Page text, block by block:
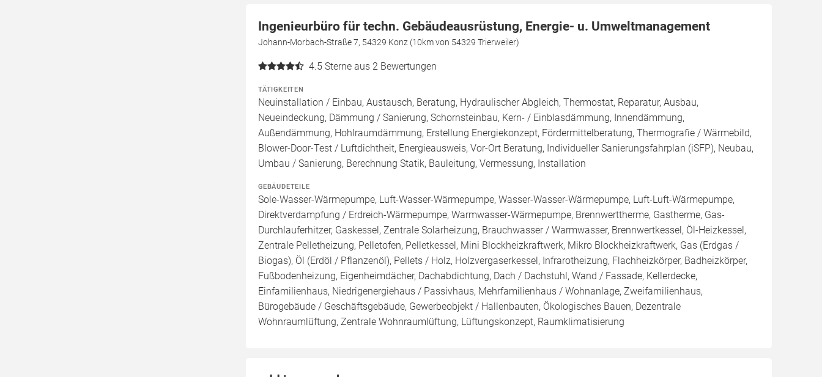
Ingenieurbüro für techn. Gebäudeausrüstung, Energie- u. Umweltmanagement
Johann-Morbach-Straße 7, 54329 Konz (10km von 54329 Trierweiler)
4.5 Sterne aus 2 Bewertungen
TÄTIGKEITEN
Neuinstallation / Einbau, Austausch, Beratung, Hydraulischer Abgleich, Thermostat, Reparatur, Ausbau,
Neueindeckung, Dämmung / Sanierung, Schornsteinbau, Kern- / Einblasdämmung, Innendämmung,
Außendämmung, Hohlraumdämmung, Erstellung Energiekonzept, Fördermittelberatung, Thermografie / Wärmebild,
Blower-Door-Test / Luftdichtheit, Energieausweis, Vor-Ort Beratung, Individueller Sanierungsfahrplan (iSFP), Neubau,
Umbau / Sanierung, Berechnung Statik, Bauleitung, Vermessung, Installation
GEBÄUDETEILE
Sole-Wasser-Wärmepumpe, Luft-Wasser-Wärmepumpe, Wasser-Wasser-Wärmepumpe, Luft-Luft-Wärmepumpe,
Direktverdampfung / Erdreich-Wärmepumpe, Warmwasser-Wärmepumpe, Brennwerttherme, Gastherme, Gas-
Durchlauferhitzer, Gaskessel, Zentrale Solarheizung, Brauchwasser / Warmwasser, Brennwertkessel, Öl-Heizkessel,
Zentrale Pelletheizung, Pelletofen, Pelletkessel, Mini Blockheizkraftwerk, Mikro Blockheizkraftwerk, Gas (Erdgas /
Biogas), Öl (Erdöl / Pflanzenöl), Pellets / Holz, Holzvergaserkessel, Infrarotheizung, Flachheizkörper, Badheizkörper,
Fußbodenheizung, Eigenheimdächer, Dachabdichtung, Dach / Dachstuhl, Wand / Fassade, Kellerdecke,
Einfamilienhaus, Niedrigenergiehaus / Passivhaus, Mehrfamilienhaus / Wohnanlage, Zweifamilienhaus,
Bürogebäude / Geschäftsgebäude, Gewerbeobjekt / Hallenbauten, Ökologisches Bauen, Dezentrale
Wohnraumlüftung, Zentrale Wohnraumlüftung, Lüftungskonzept, Raumklimatisierung